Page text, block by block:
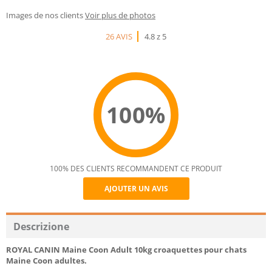
Images de nos clientsVoir plus de photos
26 AVIS
4.8 z 5
100%
Recommend
100% DES CLIENTS RECOMMANDENT CE PRODUIT
AJOUTER UN AVIS
Descrizione
ROYAL CANIN Maine Coon Adult 10kg croaquettes pour chats
Maine Coon adultes.